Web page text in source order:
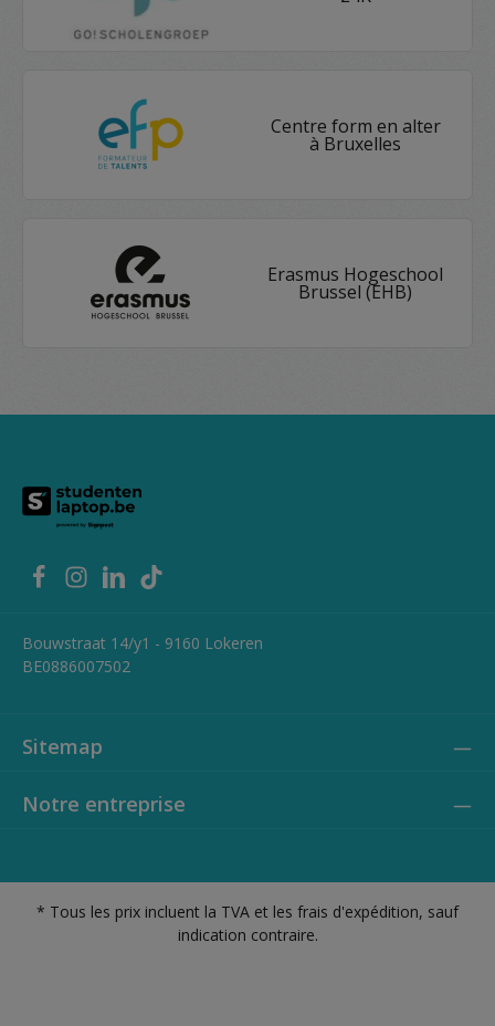
Centre form en alter
à Bruxelles
Erasmus Hogeschool
Brussel (EHB)
Bouwstraat 14/y1 - 9160 Lokeren
BE0886007502
Sitemap
Notre entreprise
* Tous les prix incluent la TVA et les frais d'expédition, sauf
indication contraire.